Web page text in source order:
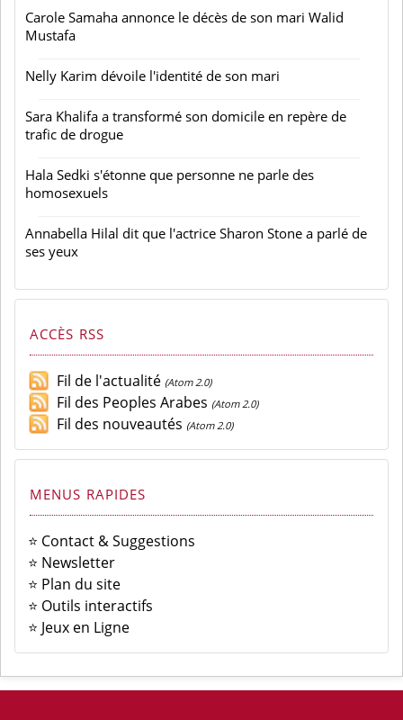
Carole Samaha annonce le décès de son mari Walid
Mustafa
Nelly Karim dévoile l'identité de son mari
Sara Khalifa a transformé son domicile en repère de
trafic de drogue
Hala Sedki s'étonne que personne ne parle des
homosexuels
Annabella Hilal dit que l'actrice Sharon Stone a parlé de
ses yeux
ACCÈS RSS
Fil de l'actualité (Atom 2.0)
Fil des Peoples Arabes (Atom 2.0)
Fil des nouveautés (Atom 2.0)
MENUS RAPIDES
⭐ Contact & Suggestions
⭐ Newsletter
⭐ Plan du site
⭐ Outils interactifs
⭐ Jeux en Ligne